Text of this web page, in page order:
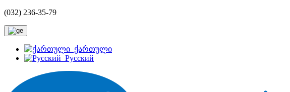
(032) 236-35-79
ქართული
Русский